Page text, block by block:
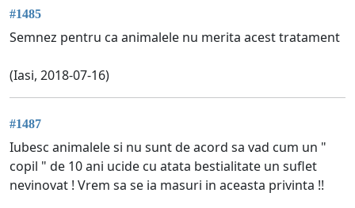
#1485
Semnez pentru ca animalele nu merita acest tratament
(Iasi, 2018-07-16)
#1487
Iubesc animalele si nu sunt de acord sa vad cum un "
copil " de 10 ani ucide cu atata bestialitate un suflet
nevinovat ! Vrem sa se ia masuri in aceasta privinta !!